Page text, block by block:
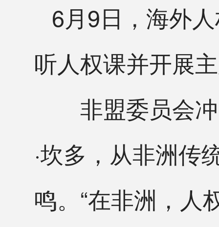
6月9日，海外
听人权课并开展
非盟委员会冲
·坎多，从非洲传
鸣。“在非洲，人